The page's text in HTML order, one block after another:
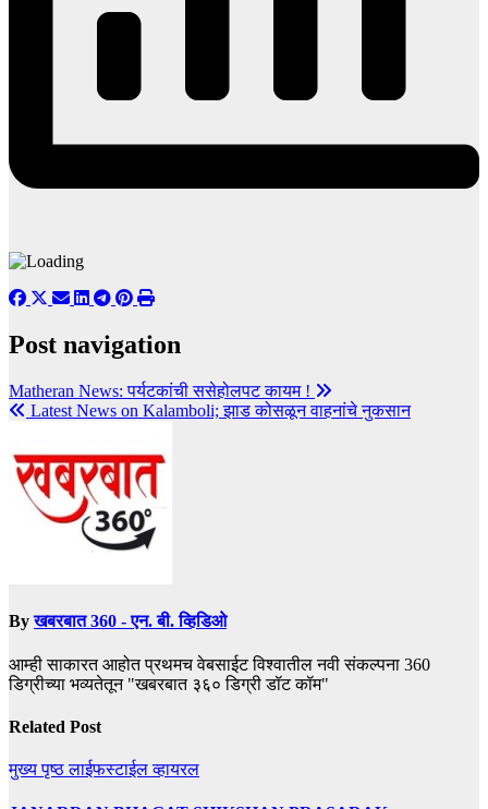
Post navigation
Matheran News: पर्यटकांची ससेहोलपट कायम !
Latest News on Kalamboli; झाड कोसळून वाहनांचे नुकसान
Byखबरबात 360 - एन. बी. व्हिडिओ
आम्ही साकारत आहोत प्रथमच वेबसाईट विश्वातील नवी संकल्पना 360
डिग्रीच्या भव्यतेतून "खबरबात ३६० डिग्री डॉट कॉम"
Related Post
मुख्य पृष्ठलाईफस्टाईलव्हायरल